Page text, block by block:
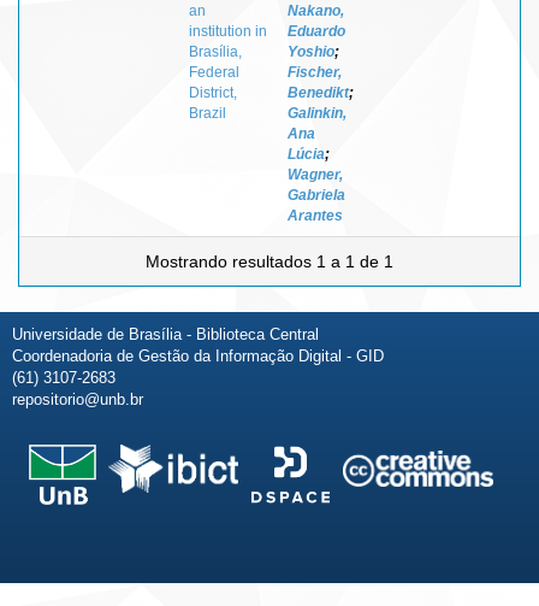
an
institution in
Brasília,
Federal
District,
Brazil
Nakano,
Eduardo
Yoshio;
Fischer,
Benedikt;
Galinkin,
Ana
Lúcia;
Wagner,
Gabriela
Arantes
Mostrando resultados 1 a 1 de 1
Universidade de Brasília - Biblioteca Central
Coordenadoria de Gestão da Informação Digital - GID
(61) 3107-2683
repositorio@unb.br